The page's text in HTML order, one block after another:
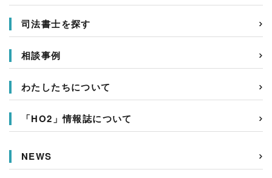
司法書士を探す
相談事例
わたしたちについて
「HO2」情報誌について
NEWS